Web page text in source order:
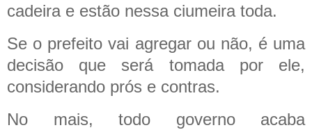
cadeira e estão nessa ciumeira toda.
Se o prefeito vai agregar ou não, é uma
decisão que será tomada por ele,
considerando prós e contras.
No mais, todo governo acaba